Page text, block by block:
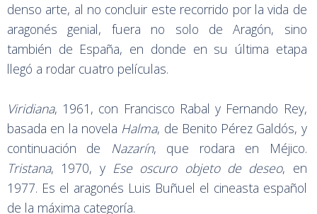
denso arte, al no concluir este recorrido por la vida de
aragonés genial, fuera no solo de Aragón, sino
también de España, en donde en su última etapa
llegó a rodar cuatro películas.
Viridiana, 1961, con Francisco Rabal y Fernando Rey,
basada en la novela Halma, de Benito Pérez Galdós, y
continuación de Nazarín, que rodara en Méjico.
Tristana, 1970, y Ese oscuro objeto de deseo, en
1977. Es el aragonés Luis Buñuel el cineasta español
de la máxima categoría.